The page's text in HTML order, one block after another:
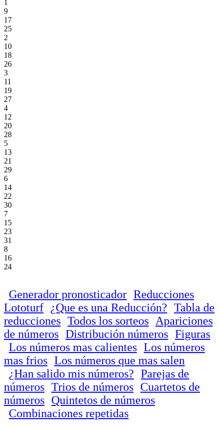
1
9
17
25
2
10
18
26
3
11
19
27
4
12
20
28
5
13
21
29
6
14
22
30
7
15
23
31
8
16
24
Generador pronosticador Reducciones
Lototurf
¿Que es una Reducción? Tabla de
reducciones Todos los sorteos
Apariciones
de números Distribución números Figuras
Los números mas calientes Los números
mas frios Los números que mas salen
¿Han salido mis números? Parejas de
números Trios de números Cuartetos de
números Quintetos de números
Combinaciones repetidas